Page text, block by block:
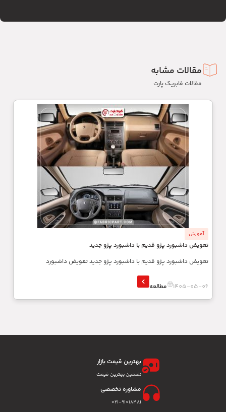
مقالات مشابه
مقالات فابریک پارت
آموزش
تعویض داشبورد پژو قدیم با داشبورد پژو جدید
تعویض داشبورد پژو قدیم با داشبورد پژو جدید تعویض داشبورد
1405-05-06 مطالعه
بهترین قیمت بازار
تضمین بهترین قیمت
مشاوره تخصصی
۰۲۱-91018481